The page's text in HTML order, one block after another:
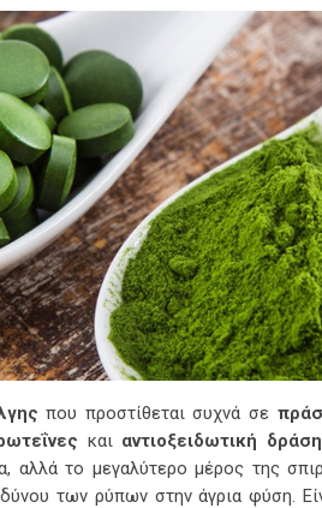
που προστίθεται συχνά σε
και αντιοξειδωτική δράση
αλλά το μεγαλύτερο μέρος της
των ρύπων στην άγρια φύση.